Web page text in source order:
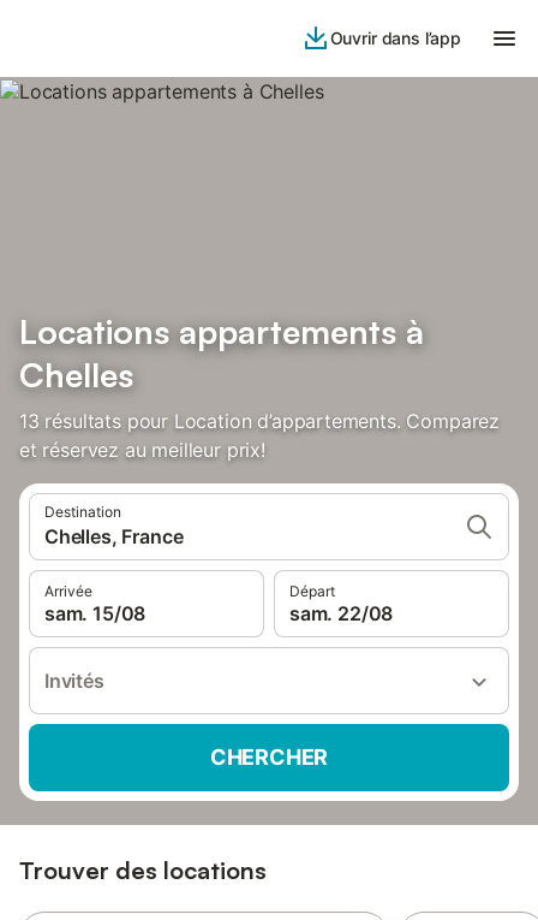
Ouvrir dans l’app
Locations appartements à
Chelles
13 résultats pour Location d’appartements. Comparez
et réservez au meilleur prix!
Destination
Chelles, France
Arrivée
sam. 15/08
Départ
sam. 22/08
Invités
CHERCHER
Trouver des locations